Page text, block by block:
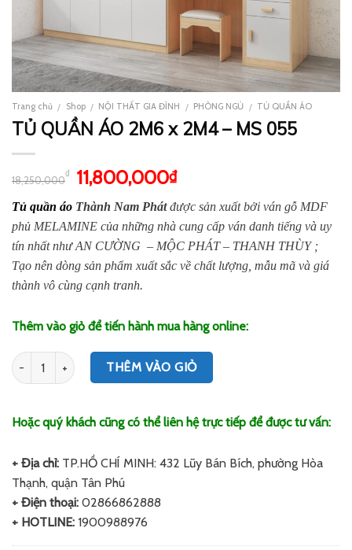
Trang chủ / Shop / NỘI THẤT GIA ĐÌNH / PHÒNG NGỦ / TỦ QUẦN ÁO
TỦ QUẦN ÁO 2M6 x 2M4 – MS 055
18,250,000
₫ 11,800,000₫
Tủ quần áo Thành Nam Phátđược sản xuất bởi ván gỗ MDF
phủ MELAMINE của những nhà cung cấp ván danh tiếng và uy
tín nhất như AN CƯỜNG – MỘC PHÁT – THANH THÙY ;
Tạo nên dòng sản phẩm xuất sắc về chất lượng, mẫu mã và giá
thành vô cùng cạnh tranh.
Thêm vào giỏ để tiến hành mua hàng online:
Số lượng THÊM VÀO GIỎ
Hoặc quý khách cũng có thể liên hệ trực tiếp để được tư vấn:
+ Địa chỉ: TP.HỒ CHÍ MINH: 432 Lũy Bán Bích, phường Hòa
Thạnh, quận Tân Phú
+ Điện thoại: 02866862888
+ HOTLINE: 1900988976